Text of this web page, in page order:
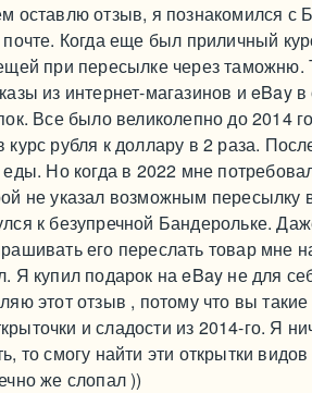
оставлю отзыв, я познакомился с
Когда еще был приличный
при пересылке через таможню.
из интернет-магазинов и eBay
Все было великолепно до 2014
рубля к доллару в 2 раза.
Но когда в 2022 мне
не указал возможным пересылку
к безупречной Бандерольке.
его переслать товар мне
Я купил подарок на eBay не для
этот отзыв , потому что вы
и сладости из 2014-го. Я
то смогу найти эти открытки
же слопал ))